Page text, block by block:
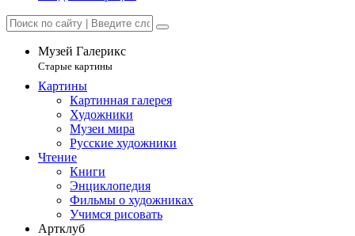
Музей Галерикс
Старые картины
Картины
Картинная галерея
Художники
Музеи мира
Русские художники
Чтение
Книги
Энциклопедия
Фильмы о художниках
Учимся рисовать
Артклуб